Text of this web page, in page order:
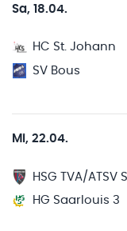
Sa, 18.04.
HC St. Johann
SV Bous
Mi, 22.04.
HSG TVA/
HG Saarlouis 3